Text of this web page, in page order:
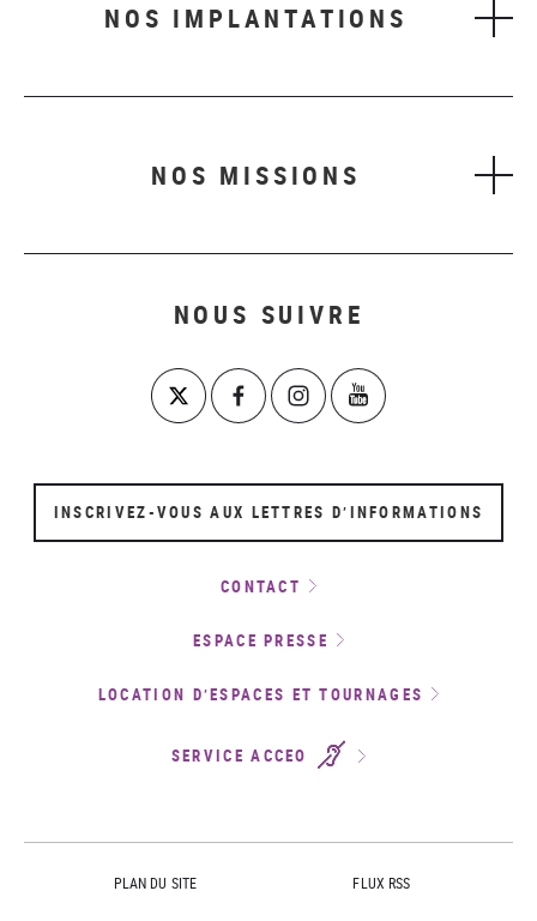
NOS IMPLANTATIONS
NOS MISSIONS
NOUS SUIVRE
INSCRIVEZ-VOUS AUX LETTRES D’INFORMATIONS
CONTACT
ESPACE PRESSE
LOCATION D’ESPACES ET TOURNAGES
SERVICE ACCEO
PLAN DU SITE FLUX RSS